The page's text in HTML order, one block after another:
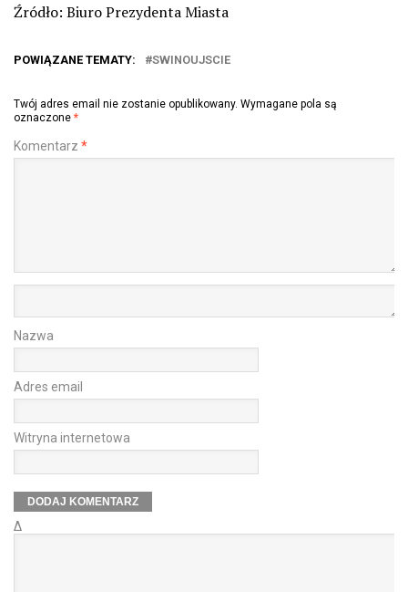
Źródło: Biuro Prezydenta Miasta
POWIĄZANE TEMATY: SWINOUJSCIE
Twój adres email nie zostanie opublikowany. Wymagane pola są
oznaczone *
Komentarz *
Nazwa
Adres email
Witryna internetowa
Δ